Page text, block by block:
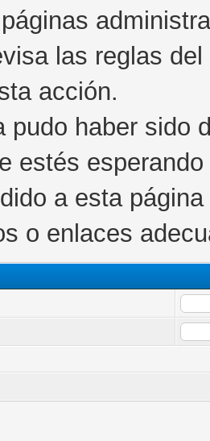
las reglas
acción.
pudo haber sido
estés
a esta
o enlaces